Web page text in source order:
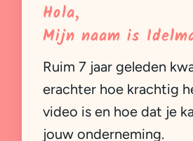
Hola,
Mijn naam is
Ruim 7 jaar geleden
erachter hoe krachtig
video is en hoe dat je
jouw onderneming.